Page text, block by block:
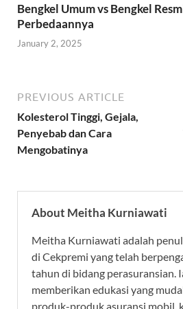
Bengkel Umum vs Bengkel
Perbedaannya
January 2, 2025
PREVIOUS ARTICLE
Kolesterol Tinggi, Gejala,
Penyebab dan Cara
Mengobatinya
About Meitha Kurniawati
Meitha Kurniawati adalah
di Cekpremi yang telah
tahun di bidang perasuransian.
memberikan edukasi yang
produk-produk asuransi mobil,